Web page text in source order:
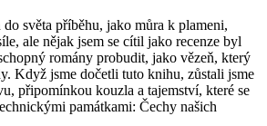
do světa příběhu, jako můra k plameni,
ale nějak jsem se cítil jako recenze byl
romány probudit, jako vězeň, který
Když jsme dočetli tuto knihu, zůstali jsme
připomínkou kouzla a tajemství, které se
památkami: Čechy našich